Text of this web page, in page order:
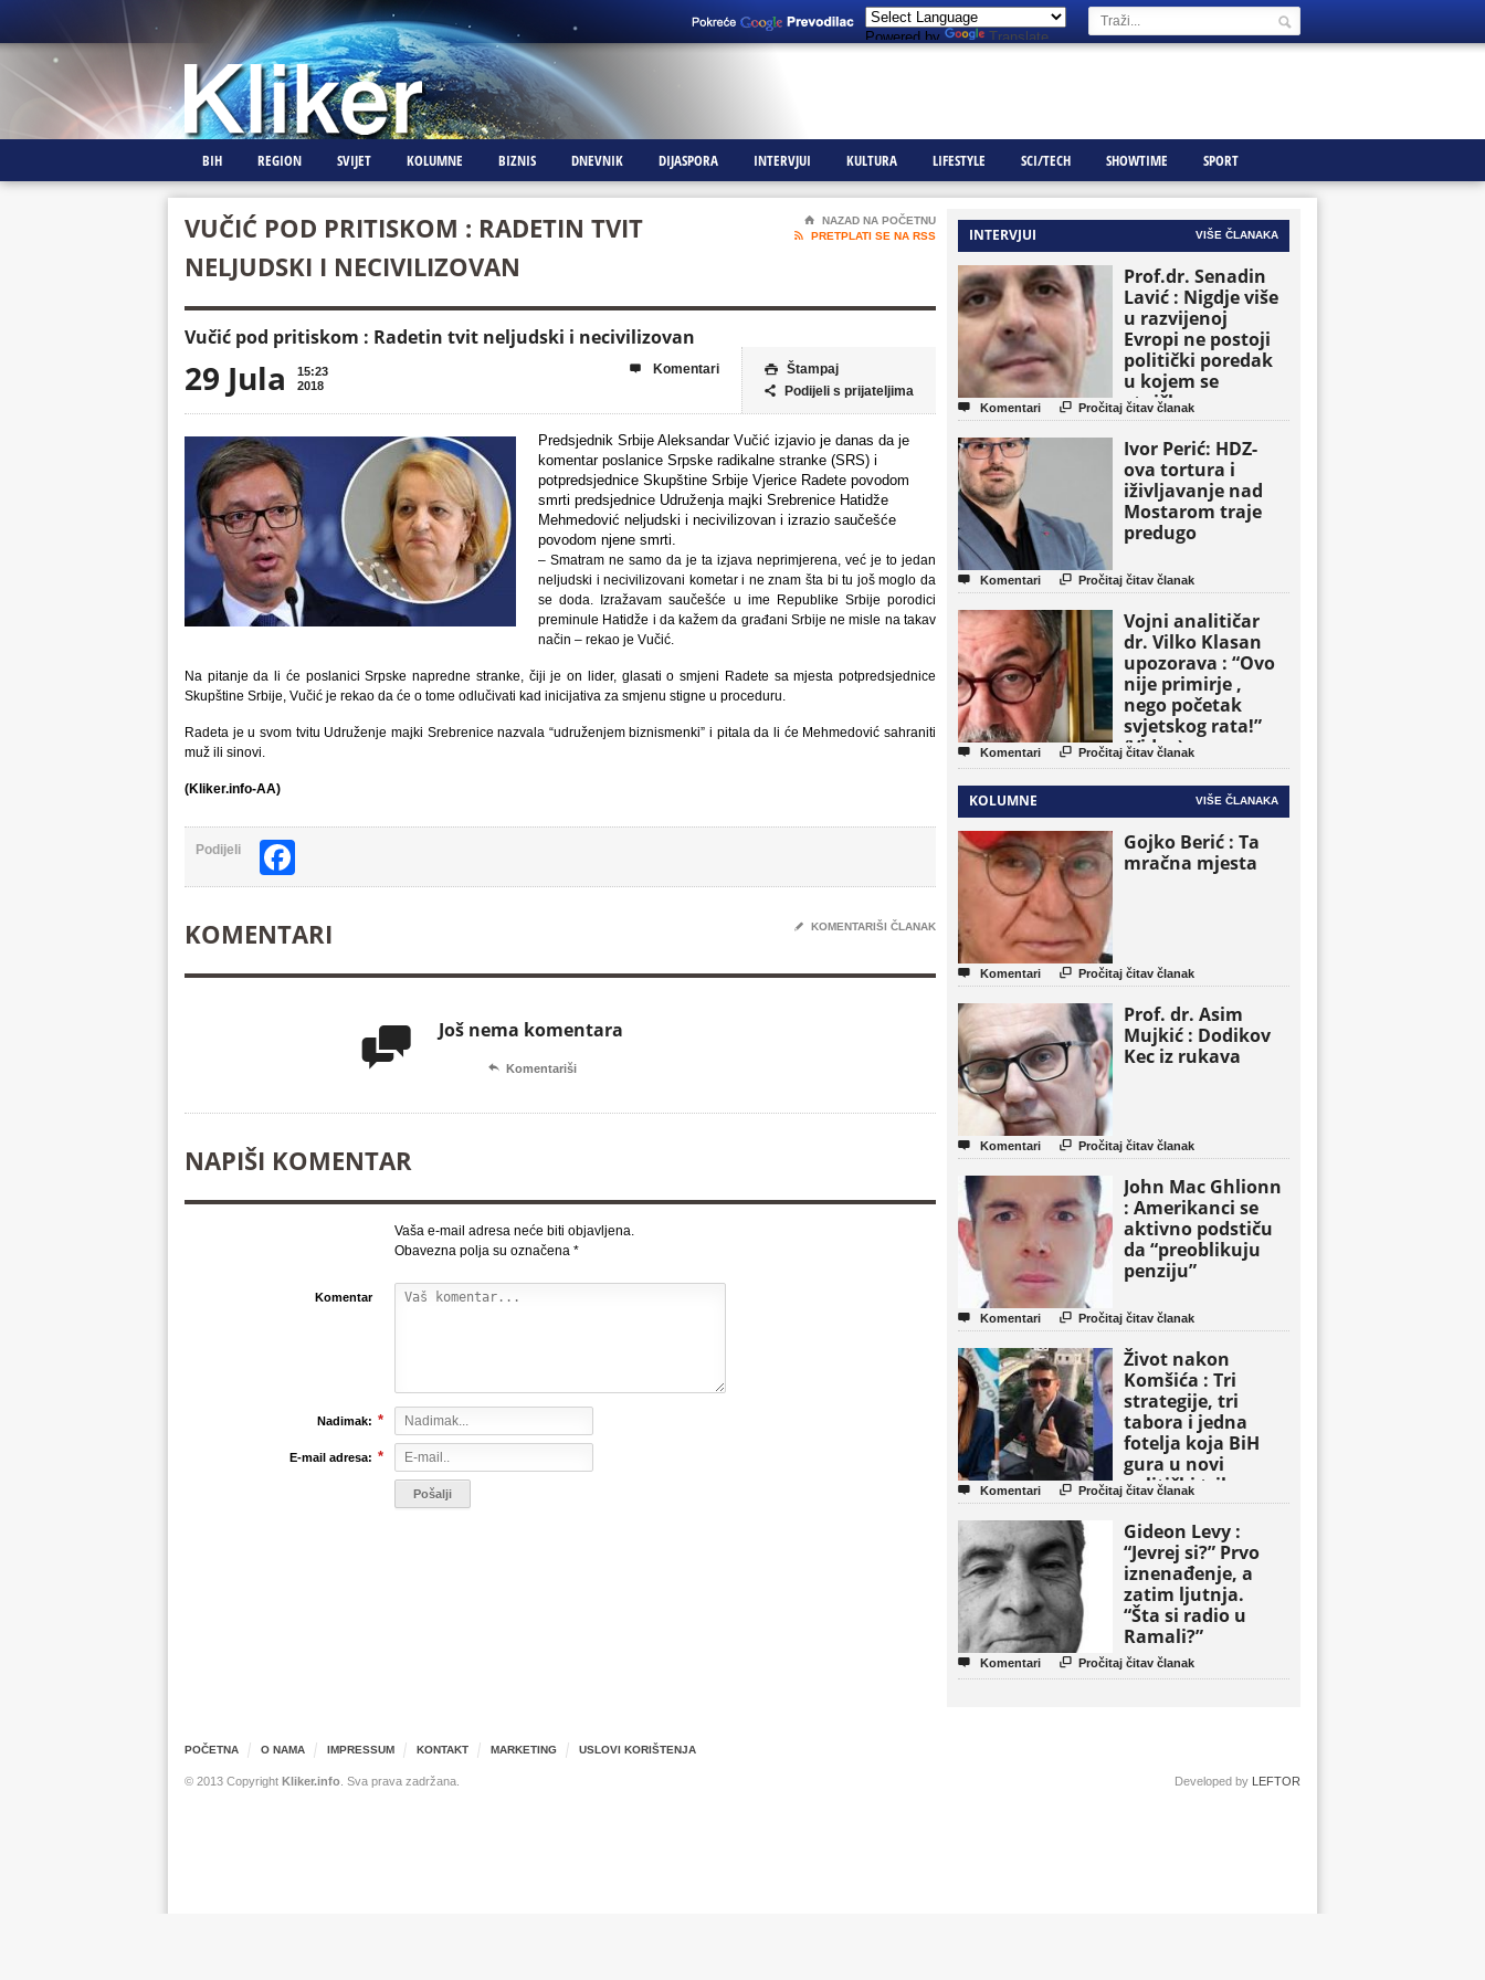
Powered by Translate
BIH REGION SVIJET KOLUMNE BIZNIS DNEVNIK DIJASPORA INTERVJUI KULTURA LIFESTYLE SCI/TECH SHOWTIME SPORT
VUČIĆ POD PRITISKOM : RADETIN TVIT
NELJUDSKI I NECIVILIZOVAN
⌂
NAZAD NA POČETNU

PRETPLATI SE NA RSS
Vučić pod pritiskom : Radetin tvit neljudski i necivilizovan
29 Jula
15:23
2018
 Štampaj
 Podijeli s prijateljima
 Komentari
Predsjednik Srbije Aleksandar Vučić izjavio je danas da je
komentar poslanice Srpske radikalne stranke (SRS) i
potpredsjednice Skupštine Srbije Vjerice Radete povodom
smrti predsjednice Udruženja majki Srebrenice Hatidže
Mehmedović neljudski i necivilizovan i izrazio saučešće
povodom njene smrti.
– Smatram ne samo da je ta izjava neprimjerena, već je to jedan
neljudski i necivilizovani kometar i ne znam šta bi tu još moglo da
se doda. Izražavam saučešće u ime Republike Srbije porodici
preminule Hatidže i da kažem da građani Srbije ne misle na takav
način – rekao je Vučić.
Na pitanje da li će poslanici Srpske napredne stranke, čiji je on lider, glasati o smjeni Radete sa mjesta potpredsjednice
Skupštine Srbije, Vučić je rekao da će o tome odlučivati kad inicijativa za smjenu stigne u proceduru.
Radeta je u svom tvitu Udruženje majki Srebrenice nazvala “udruženjem biznismenki” i pitala da li će Mehmedović sahraniti
muž ili sinovi.
(Kliker.info-AA)
Podijeli
KOMENTARI ✎ KOMENTARIŠI ČLANAK
 Još nema komentara
 Komentariši
NAPIŠI KOMENTAR
Vaša e-mail adresa neće biti objavljena.
Obavezna polja su označena *
Komentar
Nadimak: *
E-mail adresa: *
INTERVJUI VIŠE ČLANAKA
Prof.dr. Senadin
Lavić : Nigdje više
u razvijenoj
Evropi ne postoji
politički poredak
u kojem se
etničke grupe
pojavljuju kao
osnovne političke
jedinice
 Komentari  Pročitaj čitav članak
Ivor Perić: HDZ-
ova tortura i
iživljavanje nad
Mostarom traje
predugo
 Komentari  Pročitaj čitav članak
Vojni analitičar
dr. Vilko Klasan
upozorava : “Ovo
nije primirje ,
nego početak
svjetskog rata!”
(Video)
 Komentari  Pročitaj čitav članak
KOLUMNE VIŠE ČLANAKA
Gojko Berić : Ta
mračna mjesta
 Komentari  Pročitaj čitav članak
Prof. dr. Asim
Mujkić : Dodikov
Kec iz rukava
 Komentari  Pročitaj čitav članak
John Mac Ghlionn
: Amerikanci se
aktivno podstiču
da “preoblikuju
penziju”
 Komentari  Pročitaj čitav članak
Život nakon
Komšića : Tri
strategije, tri
tabora i jedna
fotelja koja BiH
gura u novi
politički triler
 Komentari  Pročitaj čitav članak
Gideon Levy :
“Jevrej si?” Prvo
iznenađenje, a
zatim ljutnja.
“Šta si radio u
Ramali?”
 Komentari  Pročitaj čitav članak
POČETNA O NAMA IMPRESSUM KONTAKT MARKETING USLOVI KORIŠTENJA
© 2013 Copyright Kliker.info. Sva prava zadržana. Developed by LEFTOR